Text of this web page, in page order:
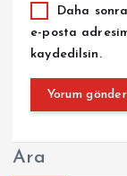
Daha
e-posta
kaydedilsin.
Ara